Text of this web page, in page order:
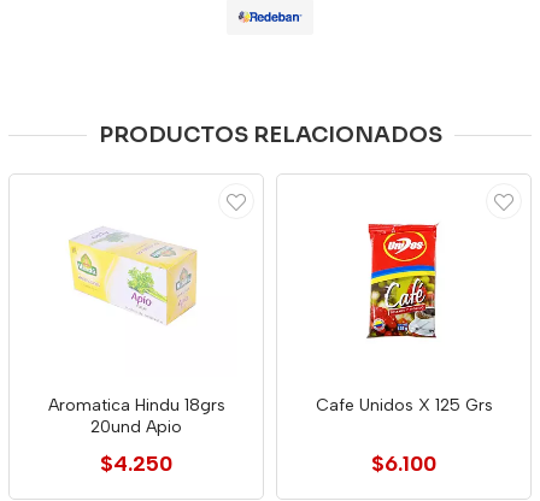
PRODUCTOS RELACIONADOS
Aromatica Hindu 18grs
20und Apio
$4.250
Cafe Unidos X 125 Grs
$6.100